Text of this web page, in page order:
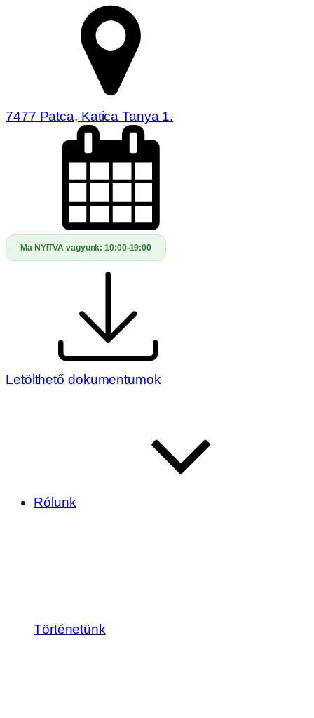
7477 Patca, Katica Tanya 1.
Ma NYITVA vagyunk:10:00-19:00
Letölthető dokumentumok
Rólunk
Történetünk